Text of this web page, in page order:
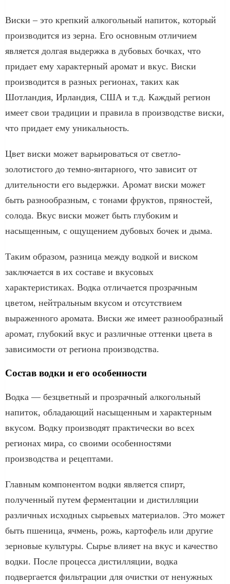
Виски – это крепкий алкогольный напиток, который
производится из зерна. Его основным отличием
является долгая выдержка в дубовых бочках, что
придает ему характерный аромат и вкус. Виски
производится в разных регионах, таких как
Шотландия, Ирландия, США и т.д. Каждый регион
имеет свои традиции и правила в производстве виски,
что придает ему уникальность.
Цвет виски может варьироваться от светло-
золотистого до темно-янтарного, что зависит от
длительности его выдержки. Аромат виски может
быть разнообразным, с тонами фруктов, пряностей,
солода. Вкус виски может быть глубоким и
насыщенным, с ощущением дубовых бочек и дыма.
Таким образом, разница между водкой и виском
заключается в их составе и вкусовых
характеристиках. Водка отличается прозрачным
цветом, нейтральным вкусом и отсутствием
выраженного аромата. Виски же имеет разнообразный
аромат, глубокий вкус и различные оттенки цвета в
зависимости от региона производства.
Состав водки и его особенности
Водка — безцветный и прозрачный алкогольный
напиток, обладающий насыщенным и характерным
вкусом. Водку производят практически во всех
регионах мира, со своими особенностями
производства и рецептами.
Главным компонентом водки является спирт,
полученный путем ферментации и дистилляции
различных исходных сырьевых материалов. Это может
быть пшеница, ячмень, рожь, картофель или другие
зерновые культуры. Сырье влияет на вкус и качество
водки. После процесса дистилляции, водка
подвергается фильтрации для очистки от ненужных